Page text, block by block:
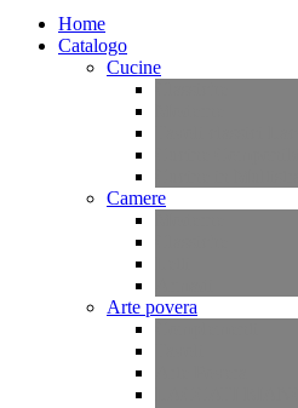
Home
Catalogo
Cucine
Camere
Arte povera